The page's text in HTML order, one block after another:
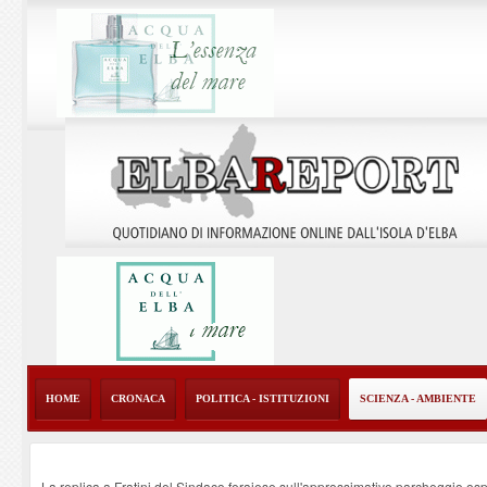
HOME CRONACA POLITICA - ISTITUZIONI SCIENZA - AMBIENTE